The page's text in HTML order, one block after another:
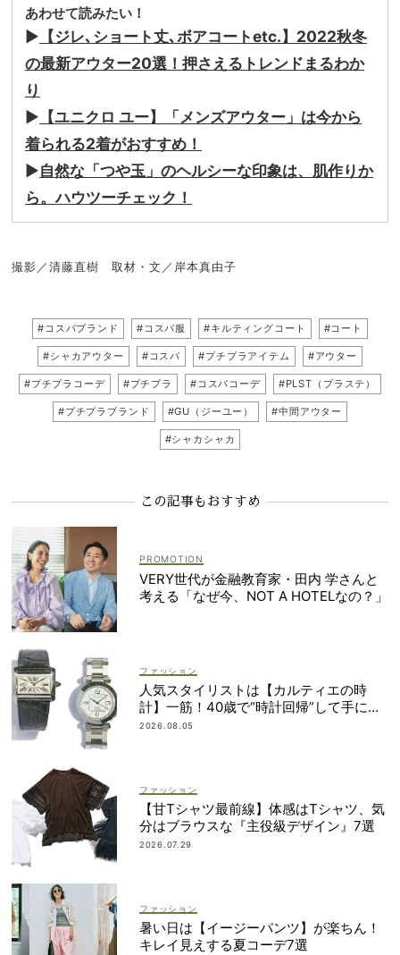
あわせて読みたい！
▶︎ 【ジレ､ショート丈､ボアコートetc.】2022秋冬
の最新アウター20選！押さえるトレンドまるわか
り
▶︎ 【ユニクロ ユー】「メンズアウター」は今から
着られる2着がおすすめ！
▶自然な「つや玉」のヘルシーな印象は、肌作りか
ら。ハウツーチェック！
撮影／清藤直樹 取材・文／岸本真由子
#コスパブランド #コスパ服 #キルティングコート #コート
#シャカアウター #コスパ #プチプラアイテム #アウター
#プチプラコーデ #プチプラ #コスパコーデ #PLST（プラステ）
#プチプラブランド #GU（ジーユー） #中間アウター
#シャカシャカ
この記事もおすすめ
VERY世代が金融教育家・田内 学さんと
考える「なぜ今、NOT A HOTELなの？」
ファッション
人気スタイリストは【カルティエの時
計】一筋！40歳で“時計回帰”して手に入
れた名品は？
2026.08.05
ファッション
【甘Tシャツ最前線】体感はTシャツ、気
分はブラウスな『主役級デザイン』7選
2026.07.29
ファッション
暑い日は【イージーパンツ】が楽ちん！
キレイ見えする夏コーデ7選